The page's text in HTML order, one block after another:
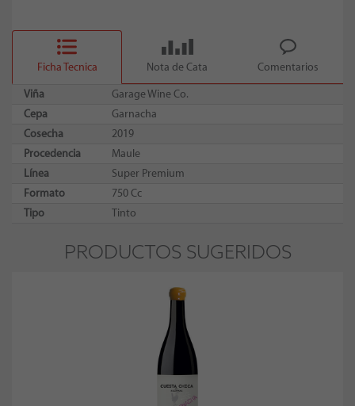
Ficha Tecnica Nota de Cata Comentarios
Viña
Garage Wine Co.
Cepa
Garnacha
Cosecha
2019
Procedencia
Maule
Línea
Super Premium
Formato
750 Cc
Tipo
Tinto
PRODUCTOS SUGERIDOS